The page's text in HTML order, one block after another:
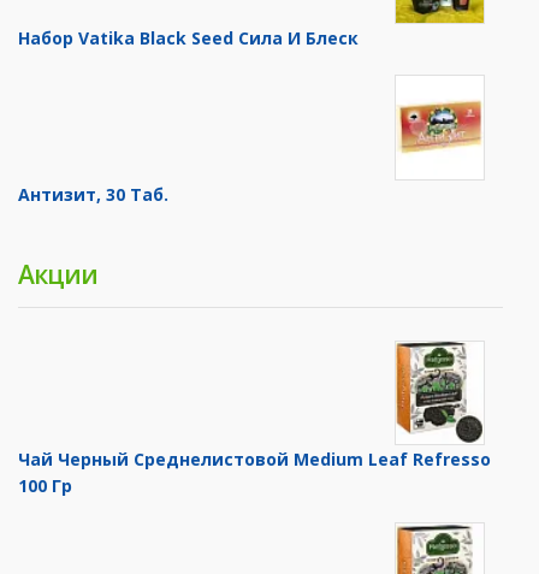
Набор Vatika Black Seed Сила И Блеск
Антизит, 30 Таб.
Акции
Чай Черный Среднелистовой Medium Leaf Refresso
100 Гр